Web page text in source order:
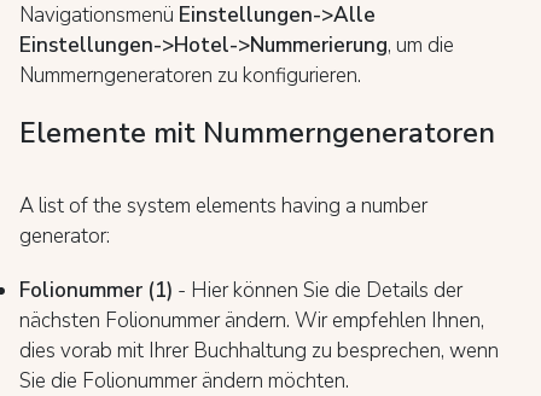
Navigationsmenü Einstellungen->Alle
Einstellungen->Hotel->Nummerierung, um die
Nummerngeneratoren zu konfigurieren.
Elemente mit Nummerngeneratoren
A list of the system elements having a number
generator:
Folionummer (1) - Hier können Sie die Details der
nächsten Folionummer ändern. Wir empfehlen Ihnen,
dies vorab mit Ihrer Buchhaltung zu besprechen, wenn
Sie die Folionummer ändern möchten.